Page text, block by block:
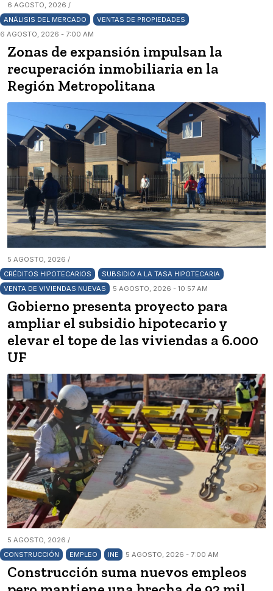
6 AGOSTO, 2026 /
ANÁLISIS DEL MERCADO
VENTAS DE PROPIEDADES
6 AGOSTO, 2026 - 7:00 AM
Zonas de expansión impulsan la
recuperación inmobiliaria en la
Región Metropolitana
5 AGOSTO, 2026 /
CRÉDITOS HIPOTECARIOS
SUBSIDIO A LA TASA HIPOTECARIA
VENTA DE VIVIENDAS NUEVAS
5 AGOSTO, 2026 - 10:57 AM
Gobierno presenta proyecto para
ampliar el subsidio hipotecario y
elevar el tope de las viviendas a 6.000
UF
5 AGOSTO, 2026 /
CONSTRUCCIÓN
EMPLEO INE 5 AGOSTO, 2026 - 7:00 AM
Construcción suma nuevos empleos